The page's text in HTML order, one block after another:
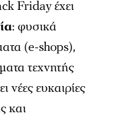
Friday έχει
: φυσικά
(e-shops),
τεχνητής
ευκαιρίες
και